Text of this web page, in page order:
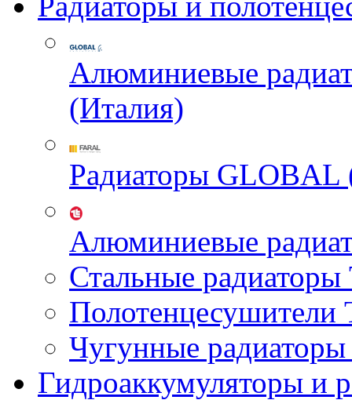
Алюминиевые
(Италия)
Радиаторы GLOBAL
Алюминиевые
Стальные
Чугунные
Гидроаккумуляторы и